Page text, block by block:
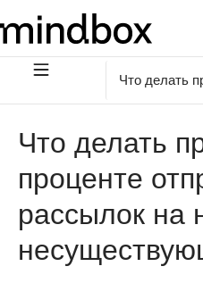
Что делать
Что делать
проценте
рассылок на